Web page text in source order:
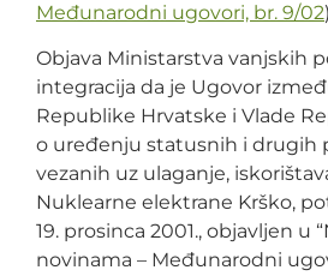
Međunarodni ugovori, br. 9/02)
Objava Ministarstva vanjskih
integracija da je Ugovor
Republike Hrvatske i Vlade
o uređenju statusnih i drugih
vezanih uz ulaganje,
Nuklearne elektrane Krško,
19. prosinca 2001., objavljen u
novinama – Međunarodni